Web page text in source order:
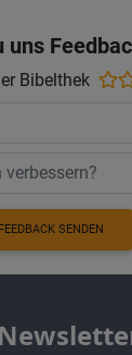
Bibelthek
FEEDBACK SENDEN